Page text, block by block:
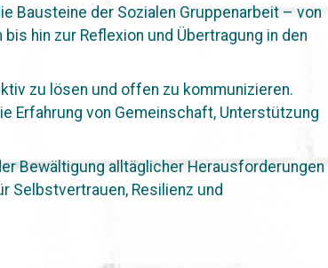
Bausteine der Sozialen Gruppenarbeit – von
hin zur Reflexion und Übertragung in den
zu lösen und offen zu kommunizieren.
Erfahrung von Gemeinschaft, Unterstützung
Bewältigung alltäglicher Herausforderungen
Selbstvertrauen, Resilienz und